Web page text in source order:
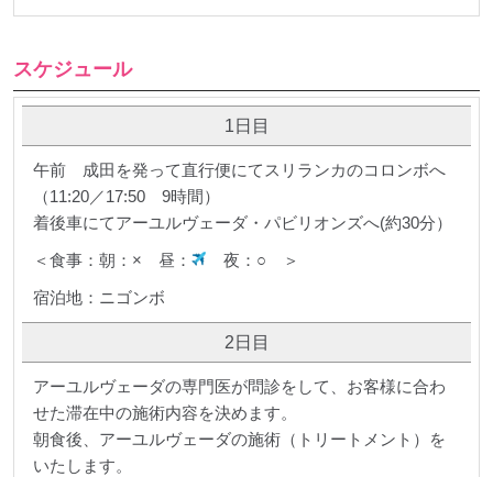
スケジュール
1日目
午前 成田を発って直行便にてスリランカのコロンボへ
（11:20／17:50 9時間）
着後車にてアーユルヴェーダ・パビリオンズへ(約30分）
＜食事：朝：× 昼：
夜：○ ＞
宿泊地：ニゴンボ
2日目
アーユルヴェーダの専門医が問診をして、お客様に合わ
せた滞在中の施術内容を決めます。
朝食後、アーユルヴェーダの施術（トリートメント）を
いたします。